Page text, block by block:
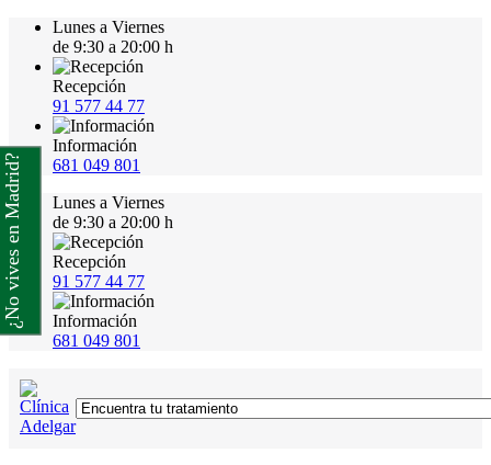
Lunes a Viernes
de 9:30 a 20:00 h
Recepción
91 577 44 77
Información
681 049 801
Lunes a Viernes
de 9:30 a 20:00 h
Recepción
91 577 44 77
Información
681 049 801
¿No vives en Madrid?